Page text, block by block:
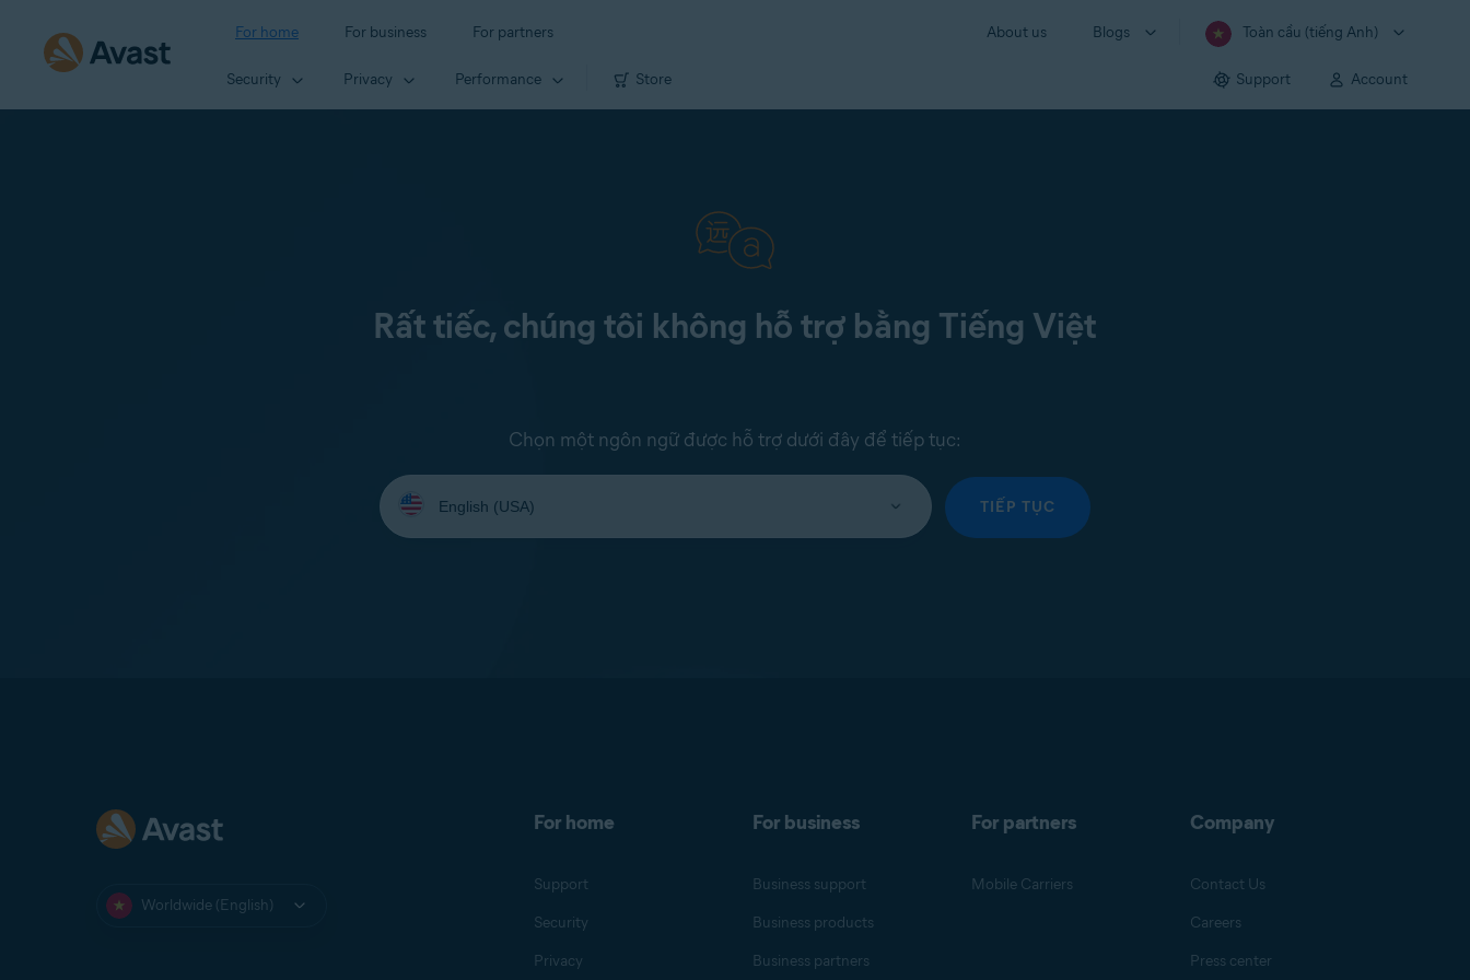
For home For business For partners About us Blogs Toàn cầu (tiếng Anh)
Security Privacy Performance Store Support Account
Rất tiếc, chúng tôi không hỗ trợ bằng Tiếng Việt
Chọn một ngôn ngữ được hỗ trợ dưới đây để tiếp tục:
Select
your
language:
TIẾP TỤC
Worldwide (English)
For home
Support
Security
Privacy
For business
Business support
Business products
Business partners
For partners
Mobile Carriers
Company
Contact Us
Careers
Press center